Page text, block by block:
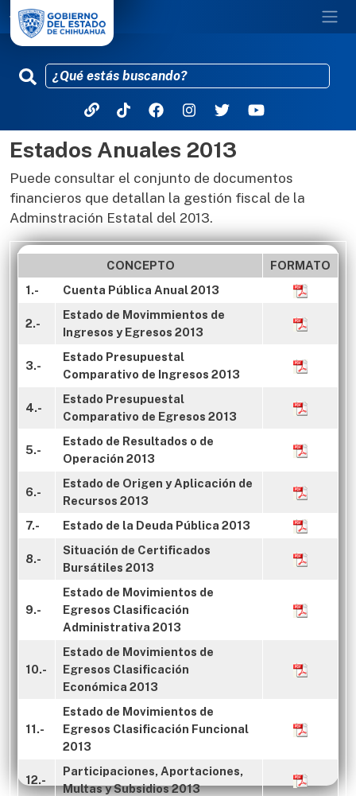
Pasar al contenido principal
Estados Anuales 2013
Puede consultar el conjunto de documentos
financieros que detallan la gestión fiscal de la
Adminstración Estatal del 2013.
CONCEPTO
FORMATO
1.-
Cuenta Pública Anual 2013
2.-
Estado de Movimmientos de
Ingresos y Egresos 2013
3.-
Estado Presupuestal
Comparativo de Ingresos 2013
4.-
Estado Presupuestal
Comparativo de Egresos 2013
5.-
Estado de Resultados o de
Operación 2013
6.-
Estado de Origen y Aplicación de
Recursos 2013
7.-
Estado de la Deuda Pública 2013
8.-
Situación de Certificados
Bursátiles 2013
9.-
Estado de Movimientos de
Egresos Clasificación
Administrativa 2013
10.-
Estado de Movimientos de
Egresos Clasificación
Económica 2013
11.-
Estado de Movimientos de
Egresos Clasificación Funcional
2013
12.-
Participaciones, Aportaciones,
Multas y Subsidios 2013